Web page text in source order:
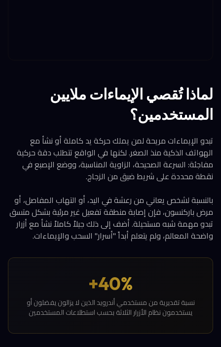
لماذا تُقصي الإيماءات ملايين
المستخدمين؟
تبدو الإيماءات مريحة لمن يملك حركة يد كاملة أو نشأ مع
الهواتف الذكية منذ الصغر. لكنها في الواقع تتطلب دقة حركية
مفاجئة: السرعة الصحيحة، الزاوية المناسبة، ووضع الإصبع في
نقطة محددة على شريط ضيق من الزجاج.
بالنسبة لشخص يعاني من رعشة في اليد، أو التهاب المفاصل، أو
مرض باركنسون، فإن إصابة منطقة تفعيل غير مرئية بشكل متسق
تبدو مهمة شبه مستحيلة. أضف إلى ذلك جيلاً كاملاً نشأ مع أزرار
واضحة المعالم، ولم يتعلم أبداً "أسرار" السحب والإيماءات.
40%+
نسبة تقديرية من مستخدمي أندرويد الذين لا يزالون يفضلون أو
يستخدمون نظام الأزرار الثلاثة بحسب استطلاعات المستخدمين